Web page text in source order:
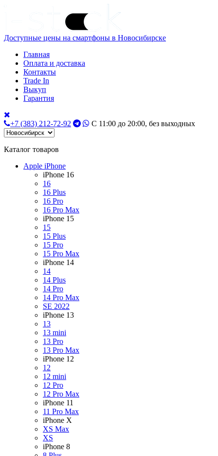
Доступные цены на смартфоны в Новосибирске
Главная
Оплата и доставка
Контакты
Trade In
Выкуп
Гарантия
+7 (383) 212-72-92 С 11:00 до 20:00, без выходных
Каталог товаров
Apple iPhone
iPhone 16
16
16 Plus
16 Pro
16 Pro Max
iPhone 15
15
15 Plus
15 Pro
15 Pro Max
iPhone 14
14
14 Plus
14 Pro
14 Pro Max
SE 2022
iPhone 13
13
13 mini
13 Pro
13 Pro Max
iPhone 12
12
12 mini
12 Pro
12 Pro Max
iPhone 11
11 Pro Max
iPhone X
XS Max
XS
iPhone 8